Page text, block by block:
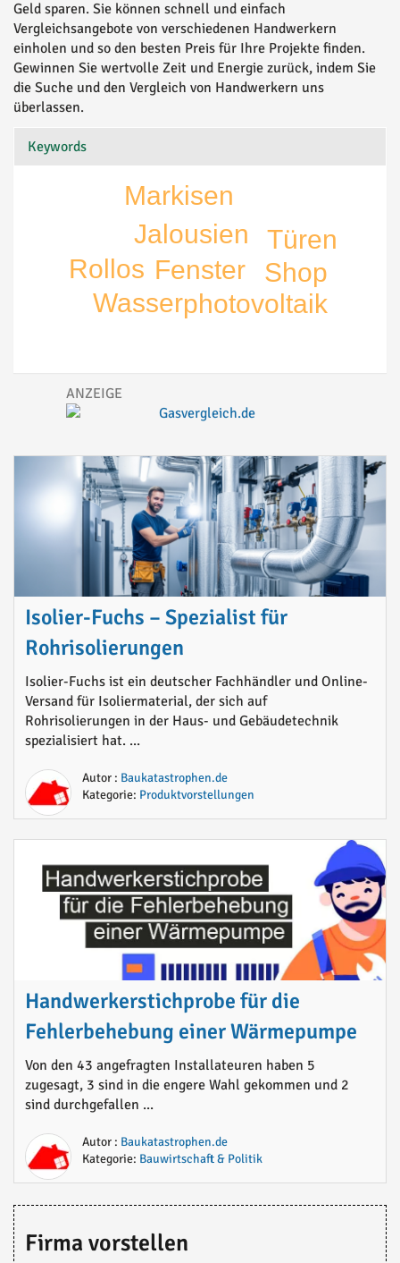
Geld sparen. Sie können schnell und einfach
Vergleichsangebote von verschiedenen Handwerkern
einholen und so den besten Preis für Ihre Projekte finden.
Gewinnen Sie wertvolle Zeit und Energie zurück, indem Sie
die Suche und den Vergleich von Handwerkern uns
überlassen.
Keywords
Fenster
Jalousien
Wasserphotovoltaik
Shop
Markisen
Türen
Rollos
Isolier-Fuchs – Spezialist für
Rohrisolierungen
Isolier-Fuchs ist ein deutscher Fachhändler und Online-
Versand für Isoliermaterial, der sich auf
Rohrisolierungen in der Haus- und Gebäudetechnik
spezialisiert hat. ...
Autor : Baukatastrophen.de
Kategorie: Produktvorstellungen
Handwerkerstichprobe für die
Fehlerbehebung einer Wärmepumpe
Von den 43 angefragten Installateuren haben 5
zugesagt, 3 sind in die engere Wahl gekommen und 2
sind durchgefallen ...
Autor : Baukatastrophen.de
Kategorie: Bauwirtschaft & Politik
Firma vorstellen